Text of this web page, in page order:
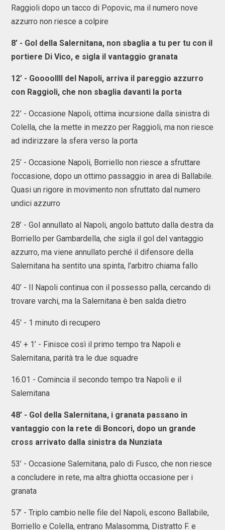
Raggioli dopo un tacco di Popovic, ma il numero nove
azzurro non riesce a colpire
8’ - Gol della Salernitana, non sbaglia a tu per tu con il
portiere Di Vico, e sigla il vantaggio granata
12’ - Goooollll del Napoli, arriva il pareggio azzurro
con Raggioli, che non sbaglia davanti la porta
22’ - Occasione Napoli, ottima incursione dalla sinistra di
Colella, che la mette in mezzo per Raggioli, ma non riesce
ad indirizzare la sfera verso la porta
25’ - Occasione Napoli, Borriello non riesce a sfruttare
l’occasione, dopo un ottimo passaggio in area di Ballabile.
Quasi un rigore in movimento non sfruttato dal numero
undici azzurro
28’ - Gol annullato al Napoli, angolo battuto dalla destra da
Borriello per Gambardella, che sigla il gol del vantaggio
azzurro, ma viene annullato perché il difensore della
Salernitana ha sentito una spinta, l’arbitro chiama fallo
40’ - Il Napoli continua con il possesso palla, cercando di
trovare varchi, ma la Salernitana è ben salda dietro
45' - 1 minuto di recupero
45’ + 1’ - Finisce così il primo tempo tra Napoli e
Salernitana, parità tra le due squadre
16.01 - Comincia il secondo tempo tra Napoli e il
Salernitana
48’ - Gol della Salernitana, i granata passano in
vantaggio con la rete di Boncori, dopo un grande
cross arrivato dalla sinistra da Nunziata
53’ - Occasione Salernitana, palo di Fusco, che non riesce
a concludere in rete, ma altra ghiotta occasione per i
granata
57’ - Triplo cambio nelle file del Napoli, escono Ballabile,
Borriello e Colella, entrano Malasomma, Distratto F. e